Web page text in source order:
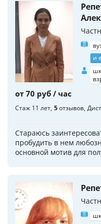
и
от 70 руб / час
Стаж 11 лет 5отзывов
Стараюсь
пробудить в нем
основной мотив для